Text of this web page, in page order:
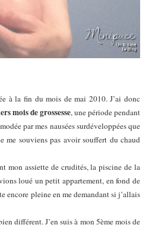
à la fin du mois de mai 2010. J’ai donc
mois de grossesse, une période pendant
par mes nausées surdéveloppées que
me souviens pas avoir souffert du chaud
mon assiette de crudités, la piscine de la
loué un petit appartement, en fond de
encore pleine en me demandant si j’allais
différent. J’en suis à mon 5ème mois de